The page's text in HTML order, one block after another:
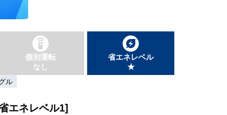
個別運転
なし
省エネレベル
★
ル
エネレベル1]